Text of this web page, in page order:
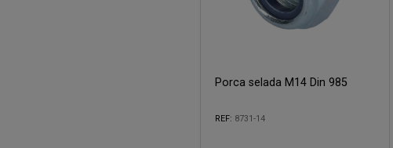
Porca selada M14 Din 985
REF: 8731-14